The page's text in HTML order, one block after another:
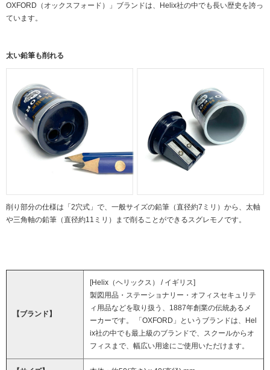
OXFORD（オックスフォード）」ブランドは、Helix社の中でも長い歴史を誇っ
ています。
太い鉛筆も削れる
削り部分の仕様は「2穴式」で、一般サイズの鉛筆（直径約7ミリ）から、太軸
や三角軸の鉛筆（直径約11ミリ）まで削ることができるスグレモノです。
【ブランド】
[Helix（ヘリックス） / イギリス]
製図用品・ステーショナリー・オフィスセキュリテ
ィ用品などを取り扱う、1887年創業の伝統あるメ
ーカーです。 「OXFORD」というブランドは、Hel
ix社の中でも最上級のブランドで、スクールからオ
フィスまで、幅広い用途にご使用いただけます。